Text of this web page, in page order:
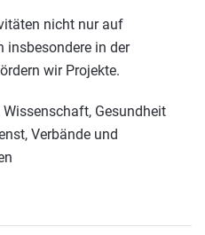
nicht nur auf
insbesondere in der
wir Projekte.
Wissenschaft, Gesundheit
Verbände und